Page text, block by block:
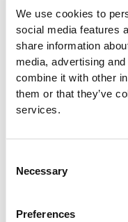
We use cookies to
social media features
share information
media, advertising
combine it with other
them or that they’ve
services.
Selection
Necessary
Preferences
σε ένα πανέμορφο
ροφήματα, μυρωδιές
χριστουγεννιάτικες
με LURPAK, το #1